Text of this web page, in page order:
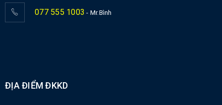
077 555 1003 - Mr.Bình
ĐỊA ĐIỂM ĐKKD